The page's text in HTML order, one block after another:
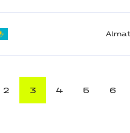
2 3 4 5 6